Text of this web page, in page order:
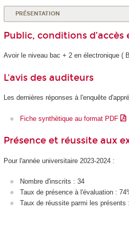
PRÉSENTATION
Public, conditions d’accès
Avoir le niveau bac + 2 en électronique (
L'avis des auditeurs
Les dernières réponses à l'enquête
Fiche synthétique au format PDF
Présence et réussite aux
Pour l'année universitaire 2023-2024 :
Nombre d'inscrits : 34
Taux de présence à l'évaluation :
Taux de réussite parmi les présents